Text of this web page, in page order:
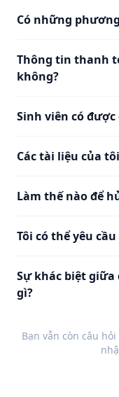
Có những
Thông tin thanh
không?
Sinh viên có
Các tài liệu của
Làm thế nào để
Tôi có thể yêu
Sự khác biệt giữa
gì?
Bạn vẫn còn câu